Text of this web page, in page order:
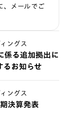
、メールでご
ングス
係る追加拠出に
るお知らせ
ングス
決算発表